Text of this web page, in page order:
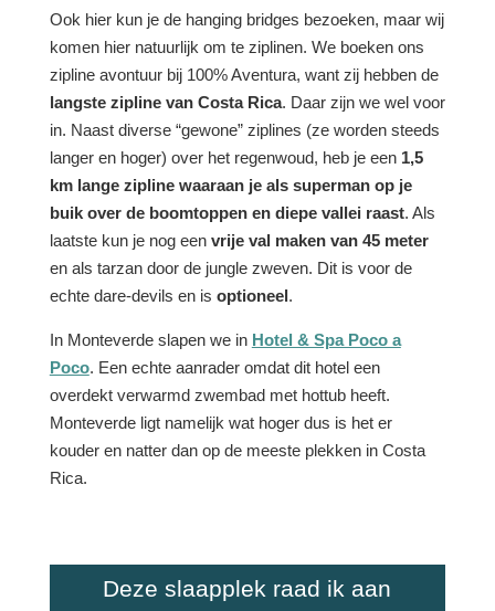
Ook hier kun je de hanging bridges bezoeken, maar wij
komen hier natuurlijk om te ziplinen. We boeken ons
zipline avontuur bij 100% Aventura, want zij hebben de
langste zipline van Costa Rica. Daar zijn we wel voor
in. Naast diverse “gewone” ziplines (ze worden steeds
langer en hoger) over het regenwoud, heb je een 1,5
km lange zipline waaraan je als superman op je
buik over de boomtoppen en diepe vallei raast. Als
laatste kun je nog een vrije val maken van 45 meter
en als tarzan door de jungle zweven. Dit is voor de
echte dare-devils en is optioneel.
In Monteverde slapen we in Hotel & Spa Poco a
Poco. Een echte aanrader omdat dit hotel een
overdekt verwarmd zwembad met hottub heeft.
Monteverde ligt namelijk wat hoger dus is het er
kouder en natter dan op de meeste plekken in Costa
Rica.
Deze slaapplek raad ik aan